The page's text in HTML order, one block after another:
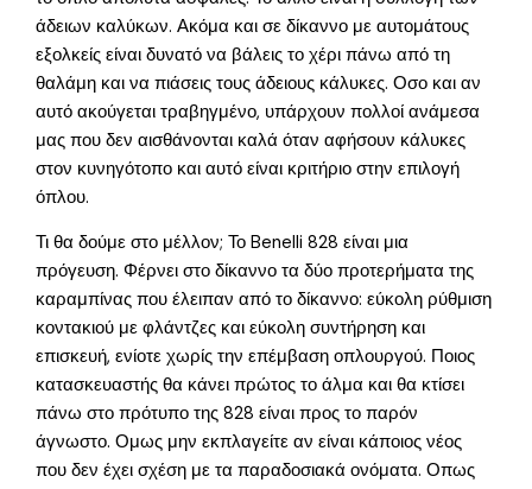
άδειων καλύκων. Ακόμα και σε δίκαννο με αυτομάτους
εξολκείς είναι δυνατό να βάλεις το χέρι πάνω από τη
θαλάμη και να πιάσεις τους άδειους κάλυκες. Οσο και αν
αυτό ακούγεται τραβηγμένο, υπάρχουν πολλοί ανάμεσα
μας που δεν αισθάνονται καλά όταν αφήσουν κάλυκες
στον κυνηγότοπο και αυτό είναι κριτήριο στην επιλογή
όπλου.
Τι θα δούμε στο μέλλον; Το Benelli 828 είναι μια
πρόγευση. Φέρνει στο δίκαννο τα δύο προτερήματα της
καραμπίνας που έλειπαν από το δίκαννο: εύκολη ρύθμιση
κοντακιού με φλάντζες και εύκολη συντήρηση και
επισκευή, ενίοτε χωρίς την επέμβαση οπλουργού. Ποιος
κατασκευαστής θα κάνει πρώτος το άλμα και θα κτίσει
πάνω στο πρότυπο της 828 είναι προς το παρόν
άγνωστο. Ομως μην εκπλαγείτε αν είναι κάποιος νέος
που δεν έχει σχέση με τα παραδοσιακά ονόματα. Οπως